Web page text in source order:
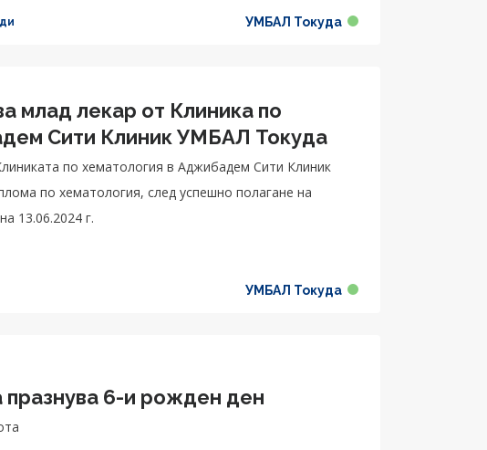
УМБАЛ Токуда
млад лекар от Клиника по
Аджибадем Сити Клиник УМБАЛ Токуда
по хематология в Аджибадем Сити Клиник
по хематология, след успешно полагане на
13.06.2024 г.
УМБАЛ Токуда
6-и рожден ден